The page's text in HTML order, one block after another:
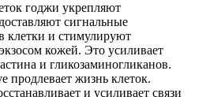
годжи укрепляют
сигнальные
клетки и стимулируют
кожей. Это усиливает
и гликозаминогликанов.
продлевает жизнь клеток.
и усиливает связи